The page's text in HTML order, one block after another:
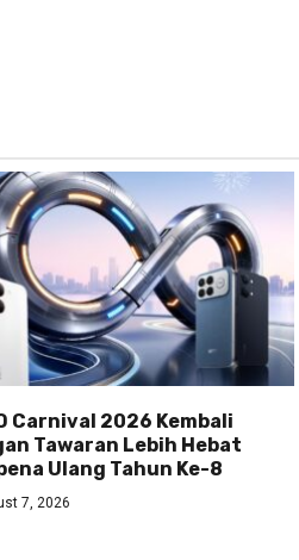
Carnival 2026 Kembali
Tawaran Lebih Hebat
Ulang Tahun Ke-8
7, 2026